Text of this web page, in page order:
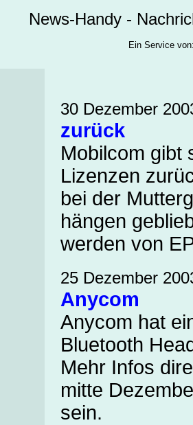
News-Handy -
Ein Service
30 Dezember
zurück
Mobilcom gibt
Lizenzen
bei der
hängen
werden von
25 Dezember
Anycom
Anycom hat
Bluetooth
Mehr Infos
mitte
sein.